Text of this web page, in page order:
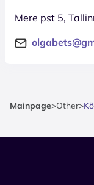
Mere pst 5,
Mainpage>Other>